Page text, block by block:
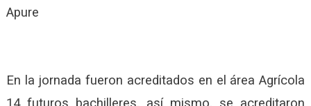
Apure
En la jornada fueron acreditados en el área Agrícola
14 futuros bachilleres, así mismo, se acreditaron